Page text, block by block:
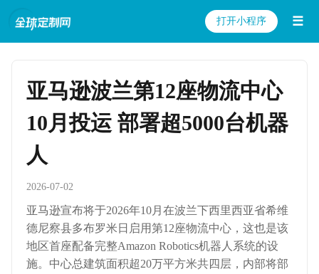
打开小程序 ☰
亚马逊波兰第12座物流中心
10月投运 部署超5000台机器
人
2026-07-02
亚马逊宣布将于2026年10月在波兰下西里西亚省希维
德尼察县多布罗米日启用第12座物流中心，这也是该
地区首座配备完整Amazon Robotics机器人系统的设
施。中心总建筑面积超20万平方米共四层，内部将部